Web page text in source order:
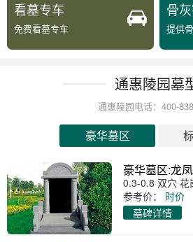
看墓专车
免费看墓专车
骨
提供
通惠陵园墓
通惠陵园电话：400-
豪华墓区
豪华墓区:龙
0.3-0.8 双穴 花
参考价：
时价
墓碑详情